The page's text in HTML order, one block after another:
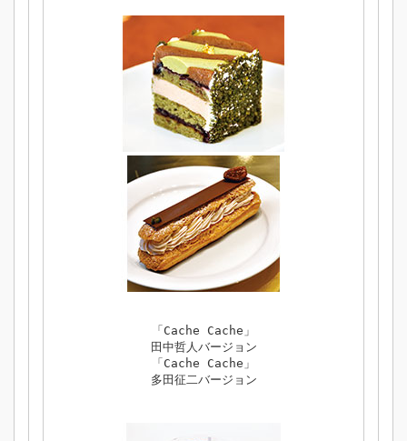
「Cache Cache」
田中哲人バージョン
「Cache Cache」
多田征二バージョン